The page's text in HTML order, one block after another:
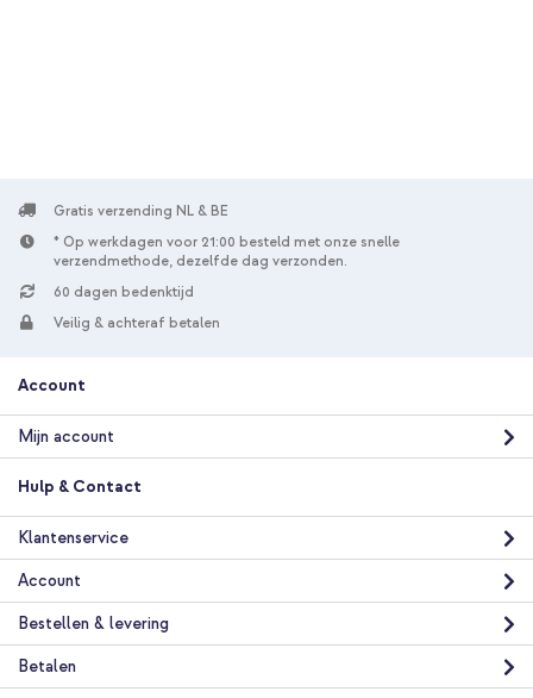
Gratis verzending NL & BE
* Op werkdagen voor 21:00 besteld met onze snelle
verzendmethode, dezelfde dag verzonden.
60 dagen bedenktijd
Veilig & achteraf betalen
Account
Mijn account
Hulp & Contact
Klantenservice
Account
Bestellen & levering
Betalen